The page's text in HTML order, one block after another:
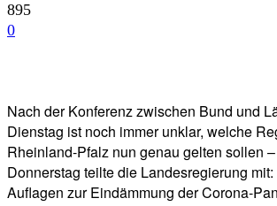
895
0
Nach der Konferenz zwischen Bund und
Dienstag ist noch immer unklar, welche
Rheinland-Pfalz nun genau gelten sollen
Donnerstag teilte die Landesregierung
Auflagen zur Eindämmung der Corona-